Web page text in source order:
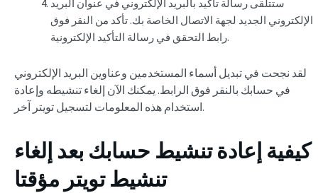
ستتلقى رسالة تأكيد بالبريد الإلكتروني في عنوان البريد
الإلكتروني الجديد لجهة الاتصال الخاصة بك. تأكد من النقر فوق
رابط التحقق في رسالة التأكيد الإلكترونية.
لقد نجحت في تبديل أسماء المستخدمين وعناوين البريد الإلكتروني
في حسابك بالنقر فوق الرابط. يمكنك الآن إلغاء تنشيطه وإعادة
استخدام هذه المعلومات لتسجيل تويتر آخر.
كيفية إعادة تنشيط حسابك بعد إلغاء
تنشيط تويتر مؤقتا